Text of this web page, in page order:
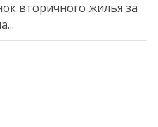
вторичного жилья за